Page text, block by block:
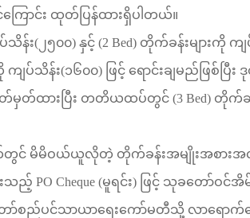
ောင်း ထုတ်ပြန်ထားရှိပါတယ်။
သိန်း( ၂၅၀၀) နှင့် (2 Bed) တိုက်ခန်းများကို ကျ
ကျပ်သိန်း(၁၆၀၀) ဖြင့် ရောင်းချမည်ဖြစ်ပ
မှတ်ထားပြီး တတိယထပ်တွင် (3 Bed) တိုက်ခ
တွင် မိမိဝယ်ယူလိုတဲ့ တိုက်ခန်းအမျိုးအစား
းသည့် PO Cheque (မူရင်း) ဖြင့် သုခတော်ဝင်အိ
ော်စည်ပင်သာယာရေးကော်မတီသို့ လာရောက်